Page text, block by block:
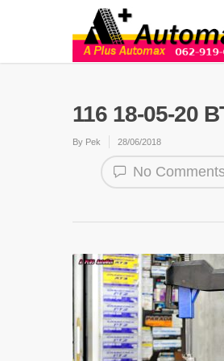
116 18-05-20
By Pek 28/06/2018
No